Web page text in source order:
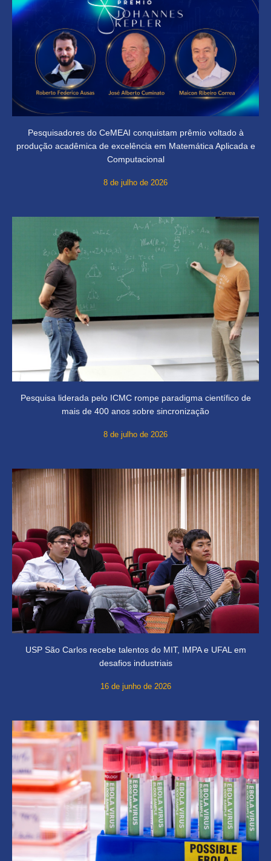
Pesquisadores do CeMEAI conquistam prêmio voltado à
produção acadêmica de excelência em Matemática Aplicada e
Computacional
8 de julho de 2026
Pesquisa liderada pelo ICMC rompe paradigma científico de
mais de 400 anos sobre sincronização
8 de julho de 2026
USP São Carlos recebe talentos do MIT, IMPA e UFAL em
desafios industriais
16 de junho de 2026